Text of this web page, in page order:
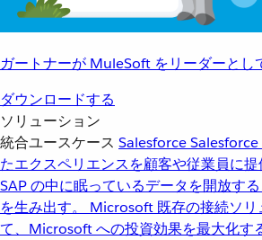
ガートナーが MuleSoft をリーダーとし
ダウンロードする
ソリューション
統合ユースケース SalesforceSalesforce
たエクスペリエンスを顧客や従業員に提
SAP の中に眠っているデータを開放す
を生み出す。
Microsoft 既存の接続ソ
て、Microsoft への投資効果を最大化す